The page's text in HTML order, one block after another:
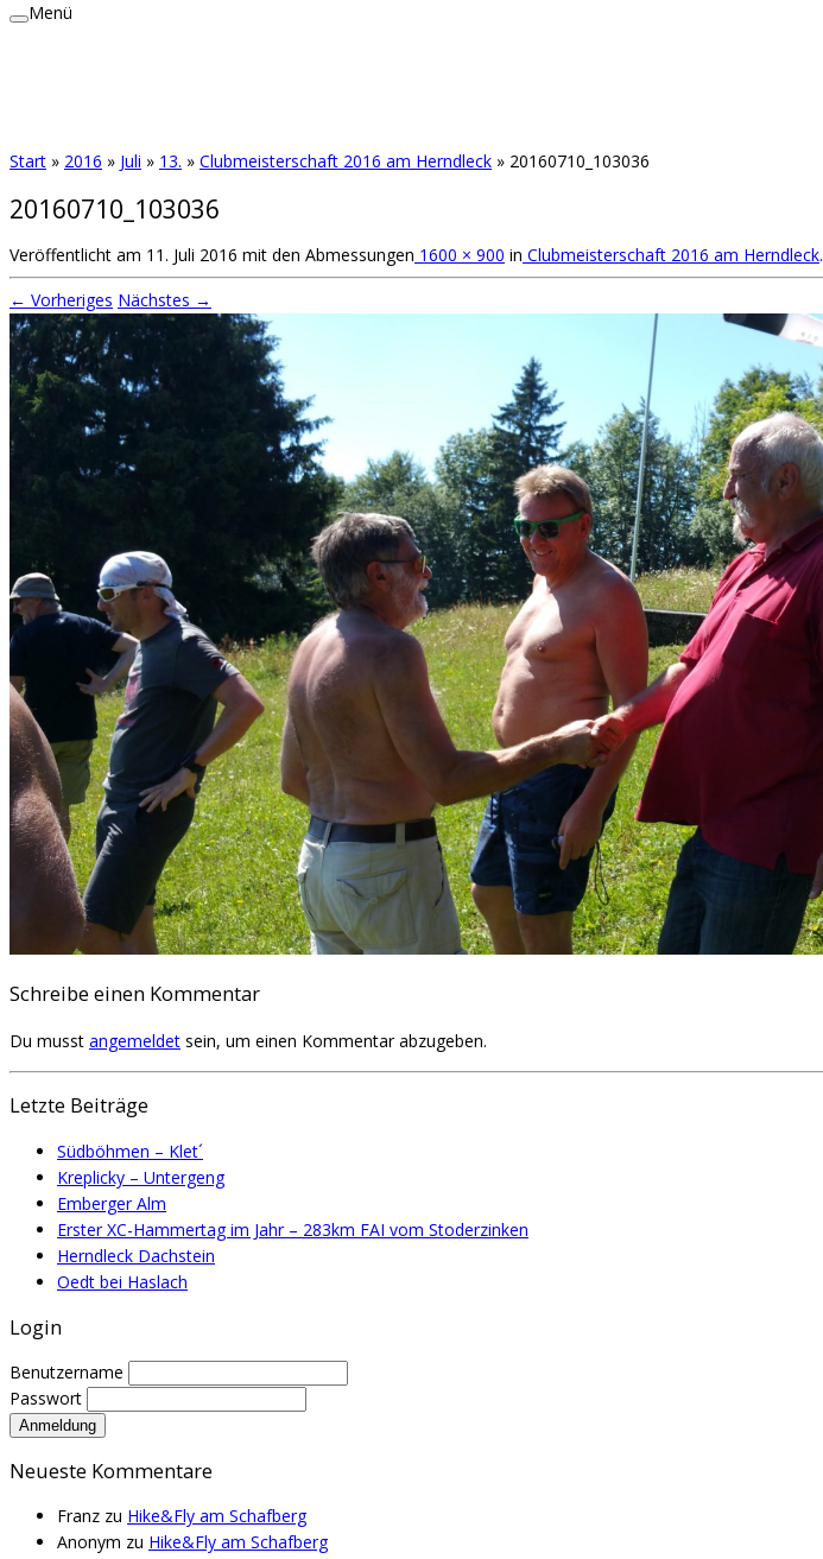
Menü
Start » 2016 » Juli » 13. » Clubmeisterschaft 2016 am Herndleck » 20160710_103036
20160710_103036
Veröffentlicht am 11. Juli 2016 mit den Abmessungen 1600 × 900 in Clubmeisterschaft 2016 am Herndleck.
← Vorheriges Nächstes →
Schreibe einen Kommentar
Du musst angemeldet sein, um einen Kommentar abzugeben.
Letzte Beiträge
Südböhmen – Klet´
Kreplicky – Untergeng
Emberger Alm
Erster XC-Hammertag im Jahr – 283km FAI vom Stoderzinken
Herndleck Dachstein
Oedt bei Haslach
Login
Benutzername
Passwort
Neueste Kommentare
Franz zu Hike&Fly am Schafberg
Anonym zu Hike&Fly am Schafberg